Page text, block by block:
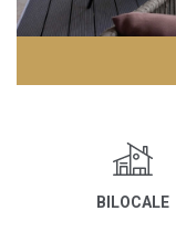
BILOCALE